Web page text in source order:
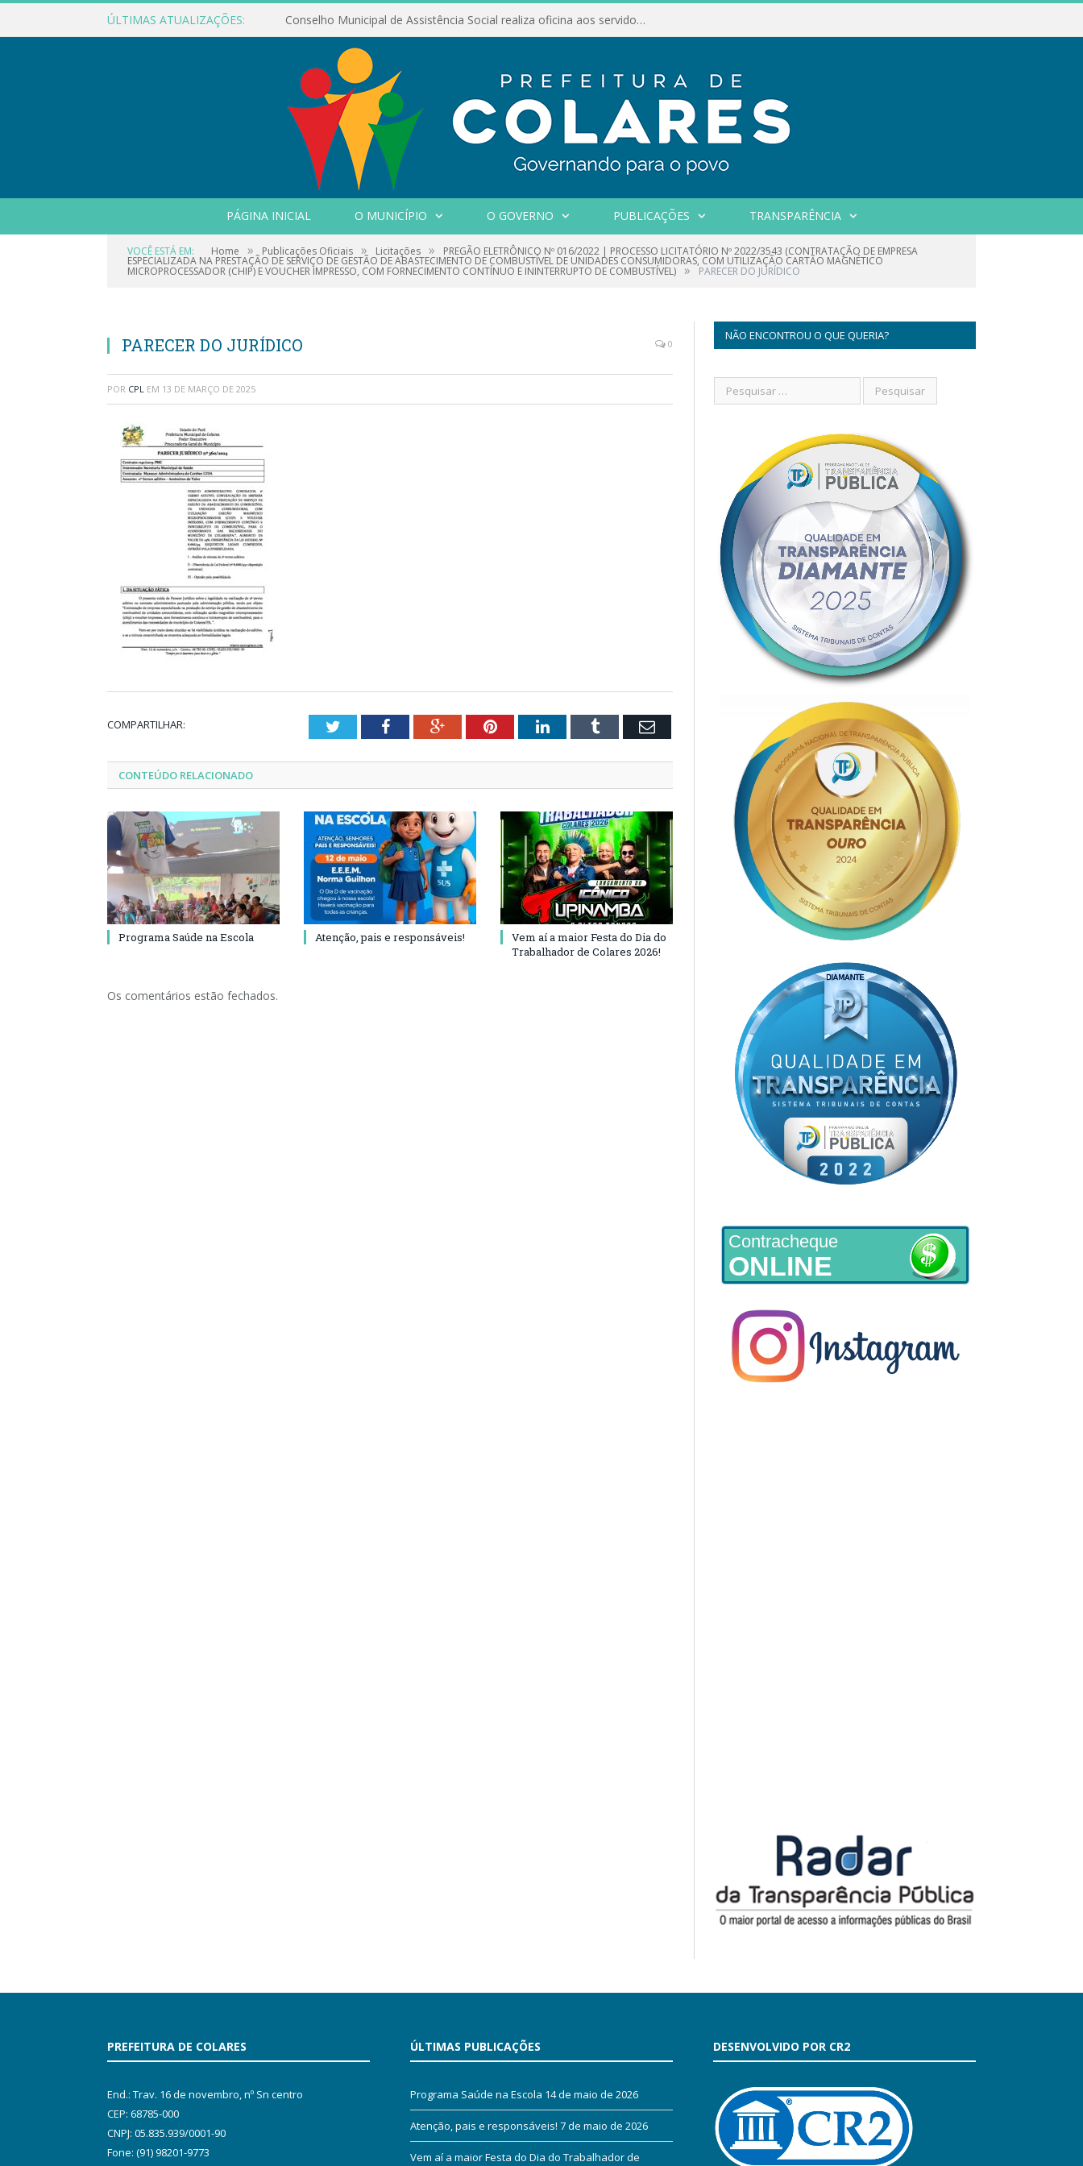
ÚLTIMAS ATUALIZAÇÕES: Conselho Municipal de Assistência Social realiza oficina aos servidores
PÁGINA INICIAL O MUNICÍPIO O GOVERNO PUBLICAÇÕES TRANSPARÊNCIA
VOCÊ ESTÁ EM: Home » Publicações Oficiais » Licitações » PREGÃO ELETRÔNICO Nº 016/2022 | PROCESSO LICITATÓRIO Nº 2022/3543 (CONTRATAÇÃO DE EMPRESA
ESPECIALIZADA NA PRESTAÇÃO DE SERVIÇO DE GESTÃO DE ABASTECIMENTO DE COMBUSTÍVEL DE UNIDADES CONSUMIDORAS, COM UTILIZAÇÃO CARTÃO MAGNÉTICO
MICROPROCESSADOR (CHIP) E VOUCHER IMPRESSO, COM FORNECIMENTO CONTÍNUO E ININTERRUPTO DE COMBUSTÍVEL) » PARECER DO JURÍDICO
PARECER DO JURÍDICO 0
POR CPL EM 13 DE MARÇO DE 2025
COMPARTILHAR: TwitterFacebookGoogle+PinterestLinkedInTumblr Email
CONTEÚDO RELACIONADO
Programa Saúde na Escola Atenção, pais e responsáveis!
Vem aí a maior Festa do Dia do
Trabalhador de Colares 2026!
Os comentários estão fechados.
NÃO ENCONTROU O QUE QUERIA?
Contracheque
ONLINE
PREFEITURA DE COLARES
End.: Trav. 16 de novembro, nº Sn centro
CEP: 68785-000
CNPJ: 05.835.939/0001-90
Fone: (91) 98201-9773
ÚLTIMAS PUBLICAÇÕES
Programa Saúde na Escola 14 de maio de 2026
Atenção, pais e responsáveis! 7 de maio de 2026
Vem aí a maior Festa do Dia do Trabalhador de
DESENVOLVIDO POR CR2